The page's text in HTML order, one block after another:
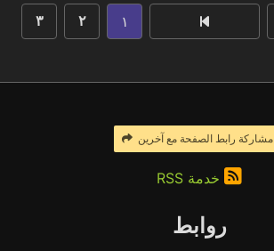
١ ٢ ٣
مشاركة رابط الصفحة مع آخرين
خدمة RSS
روابط